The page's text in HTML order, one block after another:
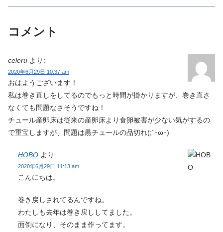
コメント
celeru より:
2020年6月29日 10:37 am
おはようございます！
私は巻き直しをしてるのでもっと時間が掛かりますが、巻き直さ
なくても問題なさそうですね！
チュール産卵床は従来の産卵床より食卵被害が少ない気がするの
で重宝しますが、問題は黒チュールの品切れ(;´･ω･)
HOBO より:
2020年6月29日 11:13 am
こんにちは。
巻き戻しされてるんですね。
わたしも去年は巻き戻ししてました。
面倒になり、そのまま作ってます。